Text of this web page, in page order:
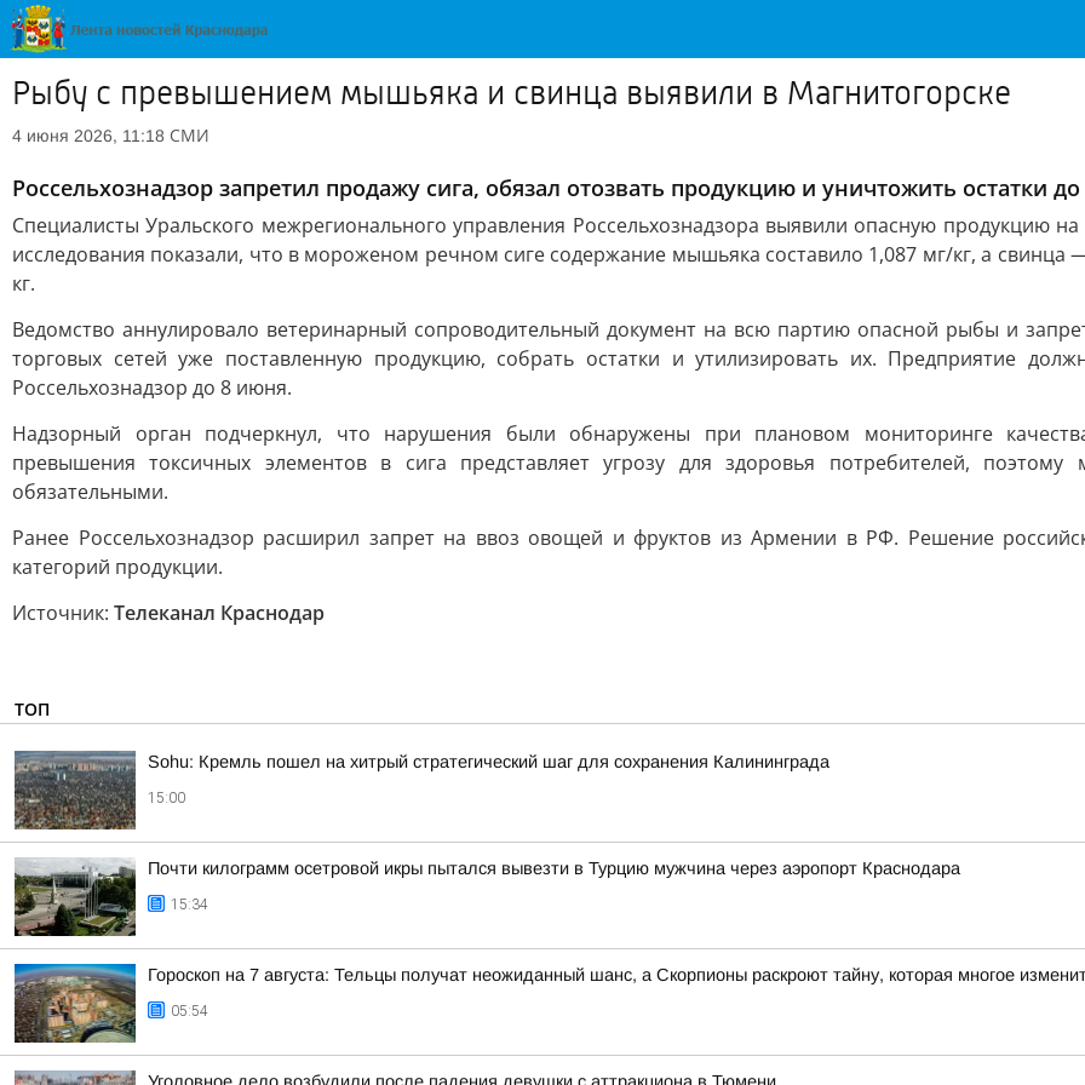
Рыбу с превышением мышьяка и свинца выявили в Магнитогорске
4 июня 2026, 11:18 СМИ
Россельхознадзор запретил продажу сига, обязал отозвать продукцию и уничтожить остатки
Специалисты Уральского межрегионального управления Россельхознадзора выявили опасную продукцию
исследования показали, что в мороженом речном сиге содержание мышьяка составило 1,087 мг/кг, а
кг.
Ведомство аннулировало ветеринарный сопроводительный документ на всю партию опасной рыбы и
торговых сетей уже поставленную продукцию, собрать остатки и утилизировать их. Предприятие
Россельхознадзор до 8 июня.
Надзорный орган подчеркнул, что нарушения были обнаружены при плановом мониторинге
превышения токсичных элементов в сига представляет угрозу для здоровья потребителей,
обязательными.
Ранее Россельхознадзор расширил запрет на ввоз овощей и фруктов из Армении в РФ. Решение
категорий продукции.
Источник: Телеканал Краснодар
ТОП
Sohu: Кремль пошел на хитрый стратегический шаг для сохранения Калининграда
15:00
Почти килограмм осетровой икры пытался вывезти в Турцию мужчина через аэропорт Краснодара
15:34
Гороскоп на 7 августа: Тельцы получат неожиданный шанс, а Скорпионы раскроют тайну, которая многое
05:54